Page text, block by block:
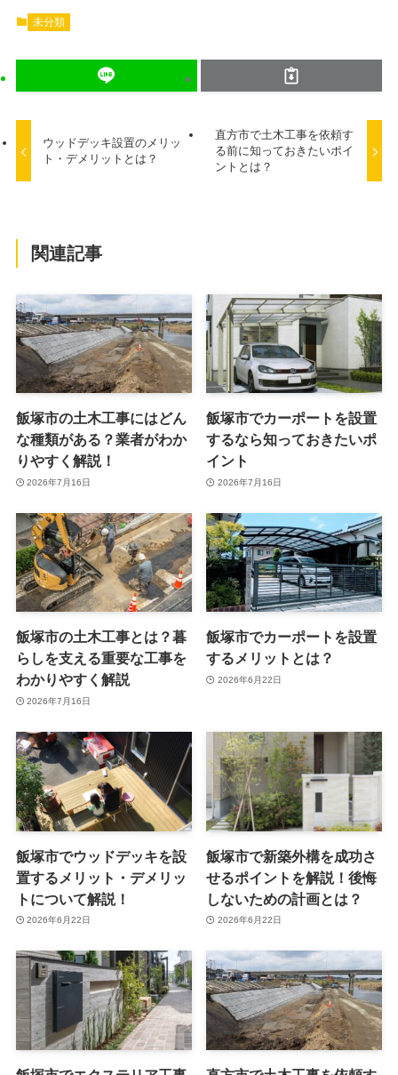
未分類
ウッドデッキ設置のメリッ
ト・デメリットとは？
直方市で土木工事を依頼す
る前に知っておきたいポイ
ントとは？
関連記事
飯塚市の土木工事にはどん
な種類がある？業者がわか
りやすく解説！
2026年7月16日
飯塚市でカーポートを設置
するなら知っておきたいポ
イント
2026年7月16日
飯塚市の土木工事とは？暮
らしを支える重要な工事を
わかりやすく解説
2026年7月16日
飯塚市でカーポートを設置
するメリットとは？
2026年6月22日
飯塚市でウッドデッキを設
置するメリット・デメリッ
トについて解説！
2026年6月22日
飯塚市で新築外構を成功さ
せるポイントを解説！後悔
しないための計画とは？
2026年6月22日